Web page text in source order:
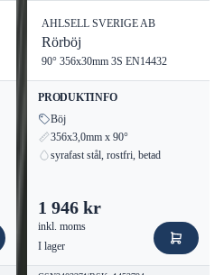
AHLSELL SVERIGE AB
Rörböj
90° 356x30mm 3S EN14432
PRODUKTINFO
Böj
356x3,0mm x 90°
syrafast stål, rostfri, betad
1 946 kr
inkl. moms
I lager